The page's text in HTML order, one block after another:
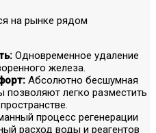
на рынке рядом
Одновременное удаление
железа.
Абсолютно бесшумная
позволяют легко разместить
процесс регенерации
расход воды и реагентов